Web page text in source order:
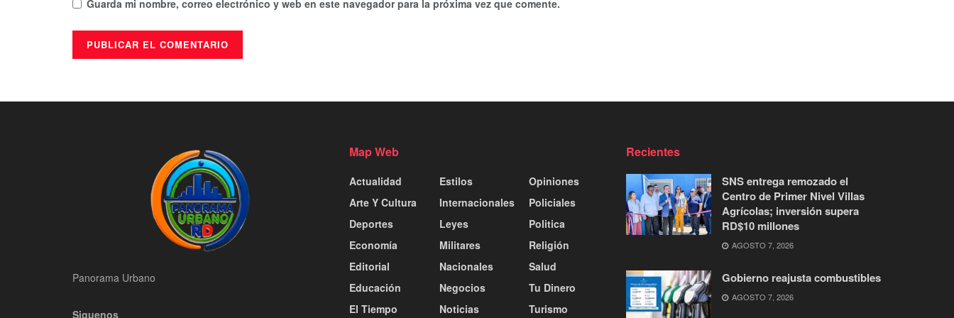
Guarda mi nombre, correo electrónico y web en este navegador para la próxima vez que comente.
Panorama Urbano
Siguenos
Map Web
Actualidad
Arte Y Cultura
Deportes
Economía
Editorial
Educación
El Tiempo
Estilos
Internacionales
Leyes
Militares
Nacionales
Negocios
Noticias
Opiniones
Policiales
Politica
Religión
Salud
Tu Dinero
Turismo
Recientes
SNS entrega remozado el
Centro de Primer Nivel Villas
Agrícolas; inversión supera
RD$10 millones
AGOSTO 7, 2026
Gobierno reajusta combustibles
AGOSTO 7, 2026